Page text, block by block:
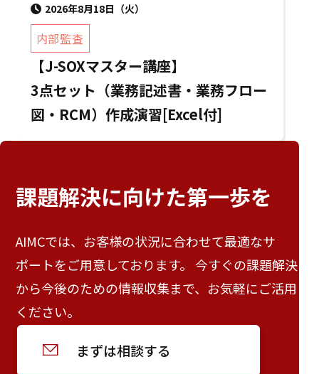
2026年8月18日（火）
内部監査
【J-SOXマスター講座】
3点セット（業務記述書・業務フロー
図・RCM）作成演習[Excel付]
課題解決に向けた第一歩を
AIMCでは、お客様の状況に合わせて最適なサ
ポートをご用意しております。 今すぐの課題解決
から今後のための情報収集まで、お気軽にご活用
ください。
まずは相談する